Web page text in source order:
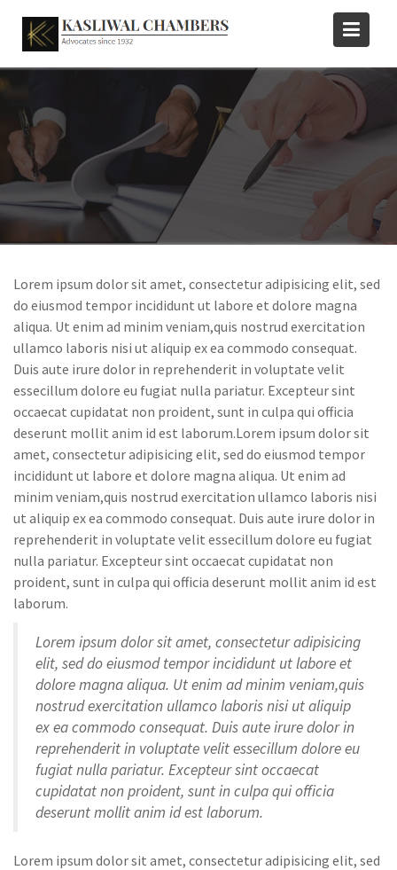
content
Lorem ipsum dolor sit amet, consectetur adipisicing elit, sed
do eiusmod tempor incididunt ut labore et dolore magna
aliqua. Ut enim ad minim veniam,quis nostrud exercitation
ullamco laboris nisi ut aliquip ex ea commodo consequat.
Duis aute irure dolor in reprehenderit in voluptate velit
essecillum dolore eu fugiat nulla pariatur. Excepteur sint
occaecat cupidatat non proident, sunt in culpa qui officia
deserunt mollit anim id est laborum.Lorem ipsum dolor sit
amet, consectetur adipisicing elit, sed do eiusmod tempor
incididunt ut labore et dolore magna aliqua. Ut enim ad
minim veniam,quis nostrud exercitation ullamco laboris nisi
ut aliquip ex ea commodo consequat. Duis aute irure dolor in
reprehenderit in voluptate velit essecillum dolore eu fugiat
nulla pariatur. Excepteur sint occaecat cupidatat non
proident, sunt in culpa qui officia deserunt mollit anim id est
laborum.
Lorem ipsum dolor sit amet, consectetur adipisicing
elit, sed do eiusmod tempor incididunt ut labore et
dolore magna aliqua. Ut enim ad minim veniam,quis
nostrud exercitation ullamco laboris nisi ut aliquip
ex ea commodo consequat. Duis aute irure dolor in
reprehenderit in voluptate velit essecillum dolore eu
fugiat nulla pariatur. Excepteur sint occaecat
cupidatat non proident, sunt in culpa qui officia
deserunt mollit anim id est laborum.
Lorem ipsum dolor sit amet, consectetur adipisicing elit, sed